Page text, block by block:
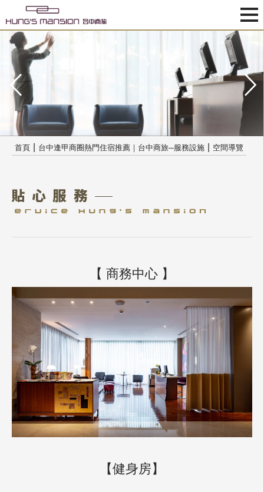
首頁 台中逢甲商圈熱門住宿推薦｜台中商旅─服務設施 空間導覽
【 商務中心 】
【健身房】